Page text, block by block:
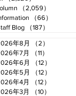
（2,059）
（66）
Blog
（187）
年8月 （2）
年7月
（11）
年6月
（12）
年5月
（12）
年4月
（12）
年3月
（10）